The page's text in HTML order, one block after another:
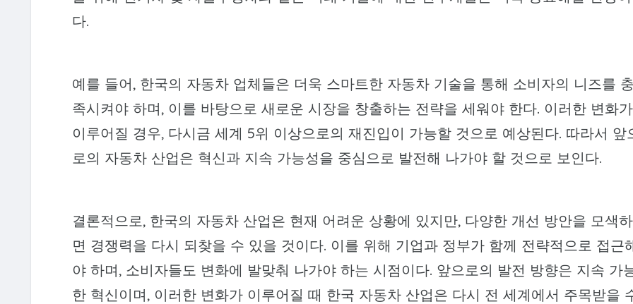
다.
예를 들어, 한국의 자동차 업체들은 더욱 스마트한 자동차 기술을 통해 소비자의 니즈를 충
족시켜야 하며, 이를 바탕으로 새로운 시장을 창출하는 전략을 세워야 한다. 이러한 변화가
이루어질 경우, 다시금 세계 5위 이상으로의 재진입이 가능할 것으로 예상된다. 따라서 앞
로의 자동차 산업은 혁신과 지속 가능성을 중심으로 발전해 나가야 할 것으로 보인다.
결론적으로, 한국의 자동차 산업은 현재 어려운 상황에 있지만, 다양한 개선 방안을 모색하
면 경쟁력을 다시 되찾을 수 있을 것이다. 이를 위해 기업과 정부가 함께 전략적으로 접근
야 하며, 소비자들도 변화에 발맞춰 나가야 하는 시점이다. 앞으로의 발전 방향은 지속 가
한 혁신이며, 이러한 변화가 이루어질 때 한국 자동차 산업은 다시 전 세계에서 주목받을